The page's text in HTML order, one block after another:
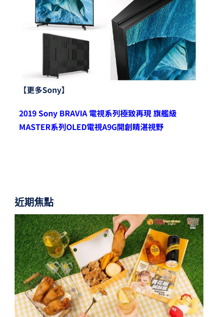
【更多Sony】
2019 Sony BRAVIA電視系列極致再現 旗艦級
MASTER系列OLED電視A9G開創睛湛視野
近期焦點